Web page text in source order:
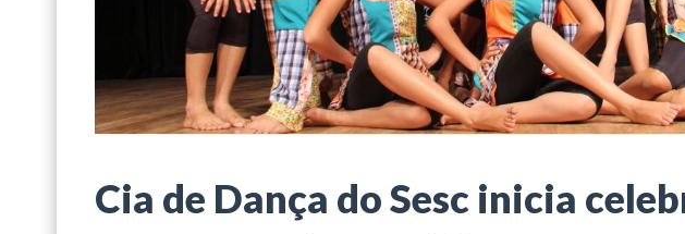
Cia de Dança do Sesc inicia